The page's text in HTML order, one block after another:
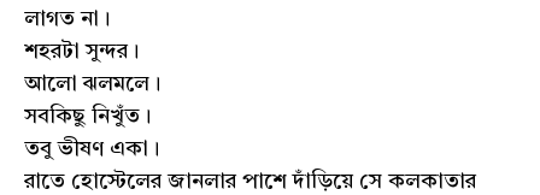
লাগত না।
শহরটা সুন্দর।
আলো ঝলমলে।
সবকিছু নিখুঁত।
তবু ভীষণ একা।
রাতে হোস্টেলের জানলার পাশে দাঁড়িয়ে সে কলকাতার